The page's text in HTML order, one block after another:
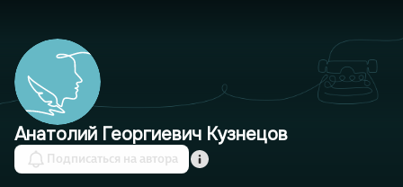
Анатолий Георгиевич Кузнецов
Подписаться на автора